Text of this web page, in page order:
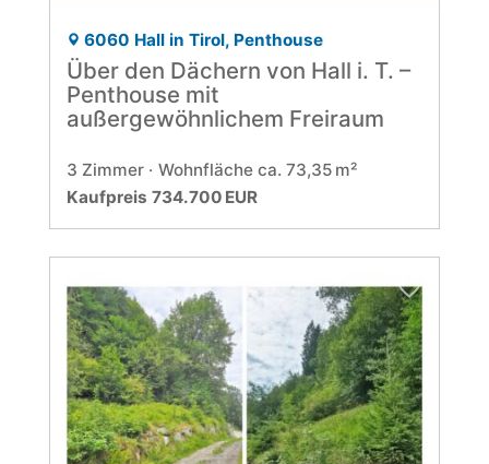
6060 Hall in Tirol, Penthouse
Über den Dächern von Hall i. T. –
Penthouse mit
außergewöhnlichem Freiraum
3 Zimmer
Wohnfläche ca. 73,35 m²
Kaufpreis 734.700 EUR